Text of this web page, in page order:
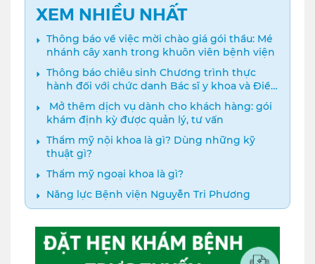
XEM NHIỀU NHẤT
Thông báo về việc mời chào giá gói thầu: Mé
nhánh cây xanh trong khuôn viên bệnh viện
Thông báo chiêu sinh Chương trình thực
hành đối với chức danh Bác sĩ y khoa và Điều
dưỡng năm 2024
️ Mở thêm dịch vụ dành cho khách hàng: gói
khám định kỳ được quản lý, tư vấn
Thẩm mỹ nội khoa là gì? Dùng những kỹ
thuật gì?
Thẩm mỹ ngoại khoa là gì?
Năng lực Bệnh viện Nguyễn Tri Phương